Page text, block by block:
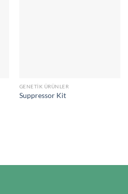
GENETIK ÜRÜNLER
Suppressor Kit